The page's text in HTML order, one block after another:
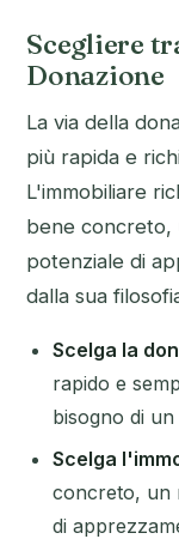
Scegliere
Donazione
La via della
più rapida e
L'immobiliare
bene concreto,
potenziale di
dalla sua
Scelga la
rapido e
bisogno di
Scelga
concreto, un
di